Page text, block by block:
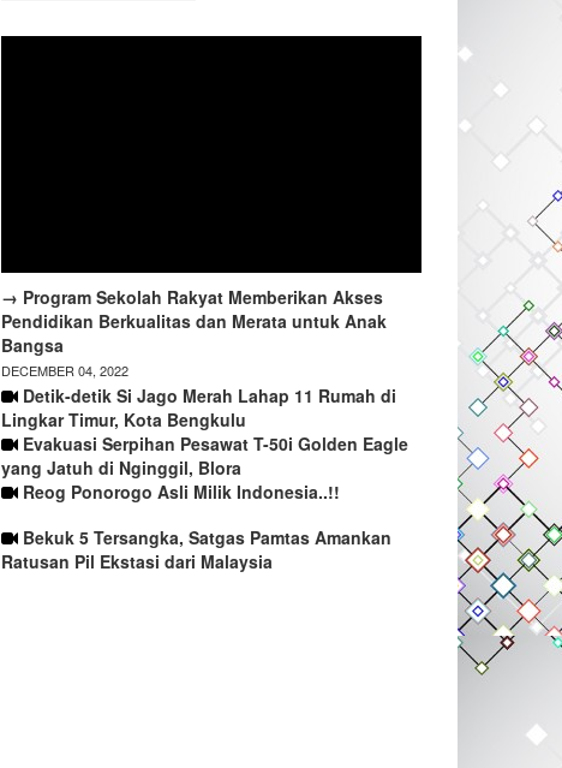
→ Program Sekolah Rakyat Memberikan Akses
Pendidikan Berkualitas dan Merata untuk Anak
Bangsa
DECEMBER 04, 2022
Detik-detik Si Jago Merah Lahap 11 Rumah di
Lingkar Timur, Kota Bengkulu
Evakuasi Serpihan Pesawat T-50i Golden Eagle
yang Jatuh di Nginggil, Blora
Reog Ponorogo Asli Milik Indonesia..!!
Bekuk 5 Tersangka, Satgas Pamtas Amankan
Ratusan Pil Ekstasi dari Malaysia